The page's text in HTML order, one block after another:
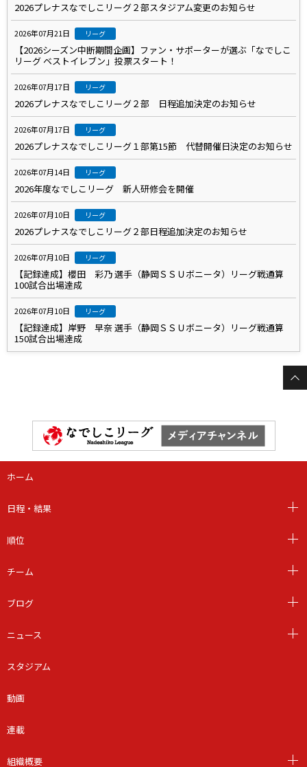
2026プレナスなでしこリーグ２部スタジアム変更のお知らせ
2026年07月21日 リーグ
【2026シーズン中断期間企画】ファン・サポーターが選ぶ「なでしこ
リーグ ベストイレブン」投票スタート！
2026年07月17日 リーグ
2026プレナスなでしこリーグ２部 日程追加決定のお知らせ
2026年07月17日 リーグ
2026プレナスなでしこリーグ１部第15節 代替開催日決定のお知らせ
2026年07月14日 リーグ
2026年度なでしこリーグ 新人研修会を開催
2026年07月10日 リーグ
2026プレナスなでしこリーグ２部日程追加決定のお知らせ
2026年07月10日 リーグ
【記録達成】櫻田 彩乃 選手（静岡ＳＳＵボニータ）リーグ戦通算
100試合出場達成
2026年07月10日 リーグ
【記録達成】岸野 早奈 選手（静岡ＳＳＵボニータ）リーグ戦通算
150試合出場達成
ホーム
日程・結果
順位
チーム
ブログ
ニュース
スタジアム
動画
連載
組織概要